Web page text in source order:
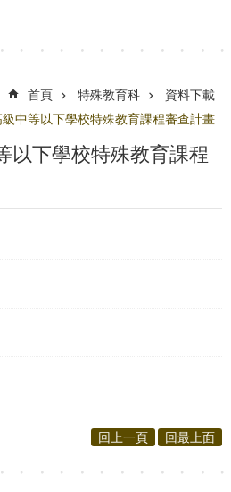
首頁 特殊教育科
資料下載
中等以下學校特殊教育課程審查計畫
以下學校特殊教育課程
回上一頁 回最上面